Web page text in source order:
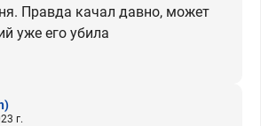
Правда качал давно, может
уже его убила
г.